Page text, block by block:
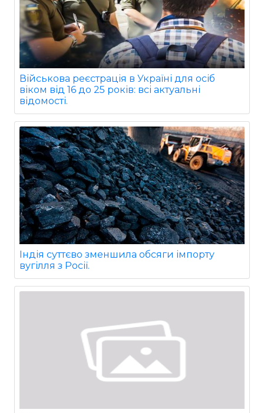
Військова реєстрація в Україні для осіб
віком від 16 до 25 років: всі актуальні
відомості.
Індія суттєво зменшила обсяги імпорту
вугілля з Росії.